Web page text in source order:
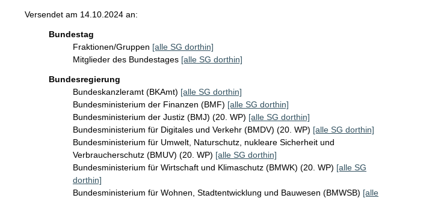
Versendet am 14.10.2024 an:
Bundestag
Fraktionen/Gruppen [alle SG dorthin]
Mitglieder des Bundestages [alle SG dorthin]
Bundesregierung
Bundeskanzleramt (BKAmt) [alle SG dorthin]
Bundesministerium der Finanzen (BMF) [alle SG dorthin]
Bundesministerium der Justiz (BMJ) (20. WP) [alle SG dorthin]
Bundesministerium für Digitales und Verkehr (BMDV) (20. WP) [alle SG dorthin]
Bundesministerium für Umwelt, Naturschutz, nukleare Sicherheit und
Verbraucherschutz (BMUV) (20. WP) [alle SG dorthin]
Bundesministerium für Wirtschaft und Klimaschutz (BMWK) (20. WP) [alle SG
dorthin]
Bundesministerium für Wohnen, Stadtentwicklung und Bauwesen (BMWSB) [alle